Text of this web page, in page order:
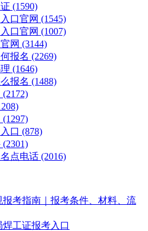
(1590)
口官网 (1545)
口官网 (1007)
网 (3144)
报名 (2269)
(1646)
报名 (1488)
(2172)
(1297)
口 (878)
(2301)
点电话 (2016)
报考指南｜报考条件、材料、流
焊工证报考入口